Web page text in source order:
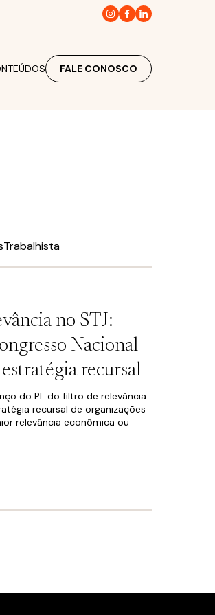
FALE CONOSCO
Trabalhista
no STJ:
Nacional
recursal
do PL do filtro de relevância
recursal de organizações
relevância econômica ou